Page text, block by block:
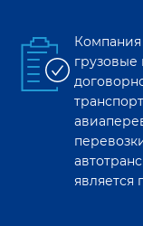
Компания
грузовые
является